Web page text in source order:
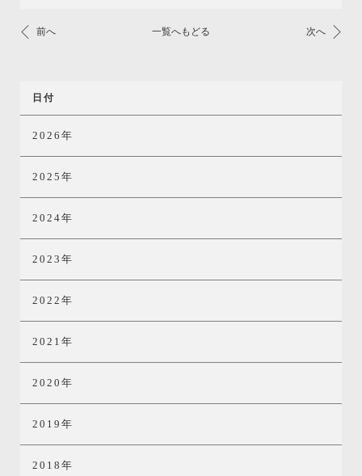
前へ 一覧へもどる 次へ
日付
2026年
2025年
2024年
2023年
2022年
2021年
2020年
2019年
2018年